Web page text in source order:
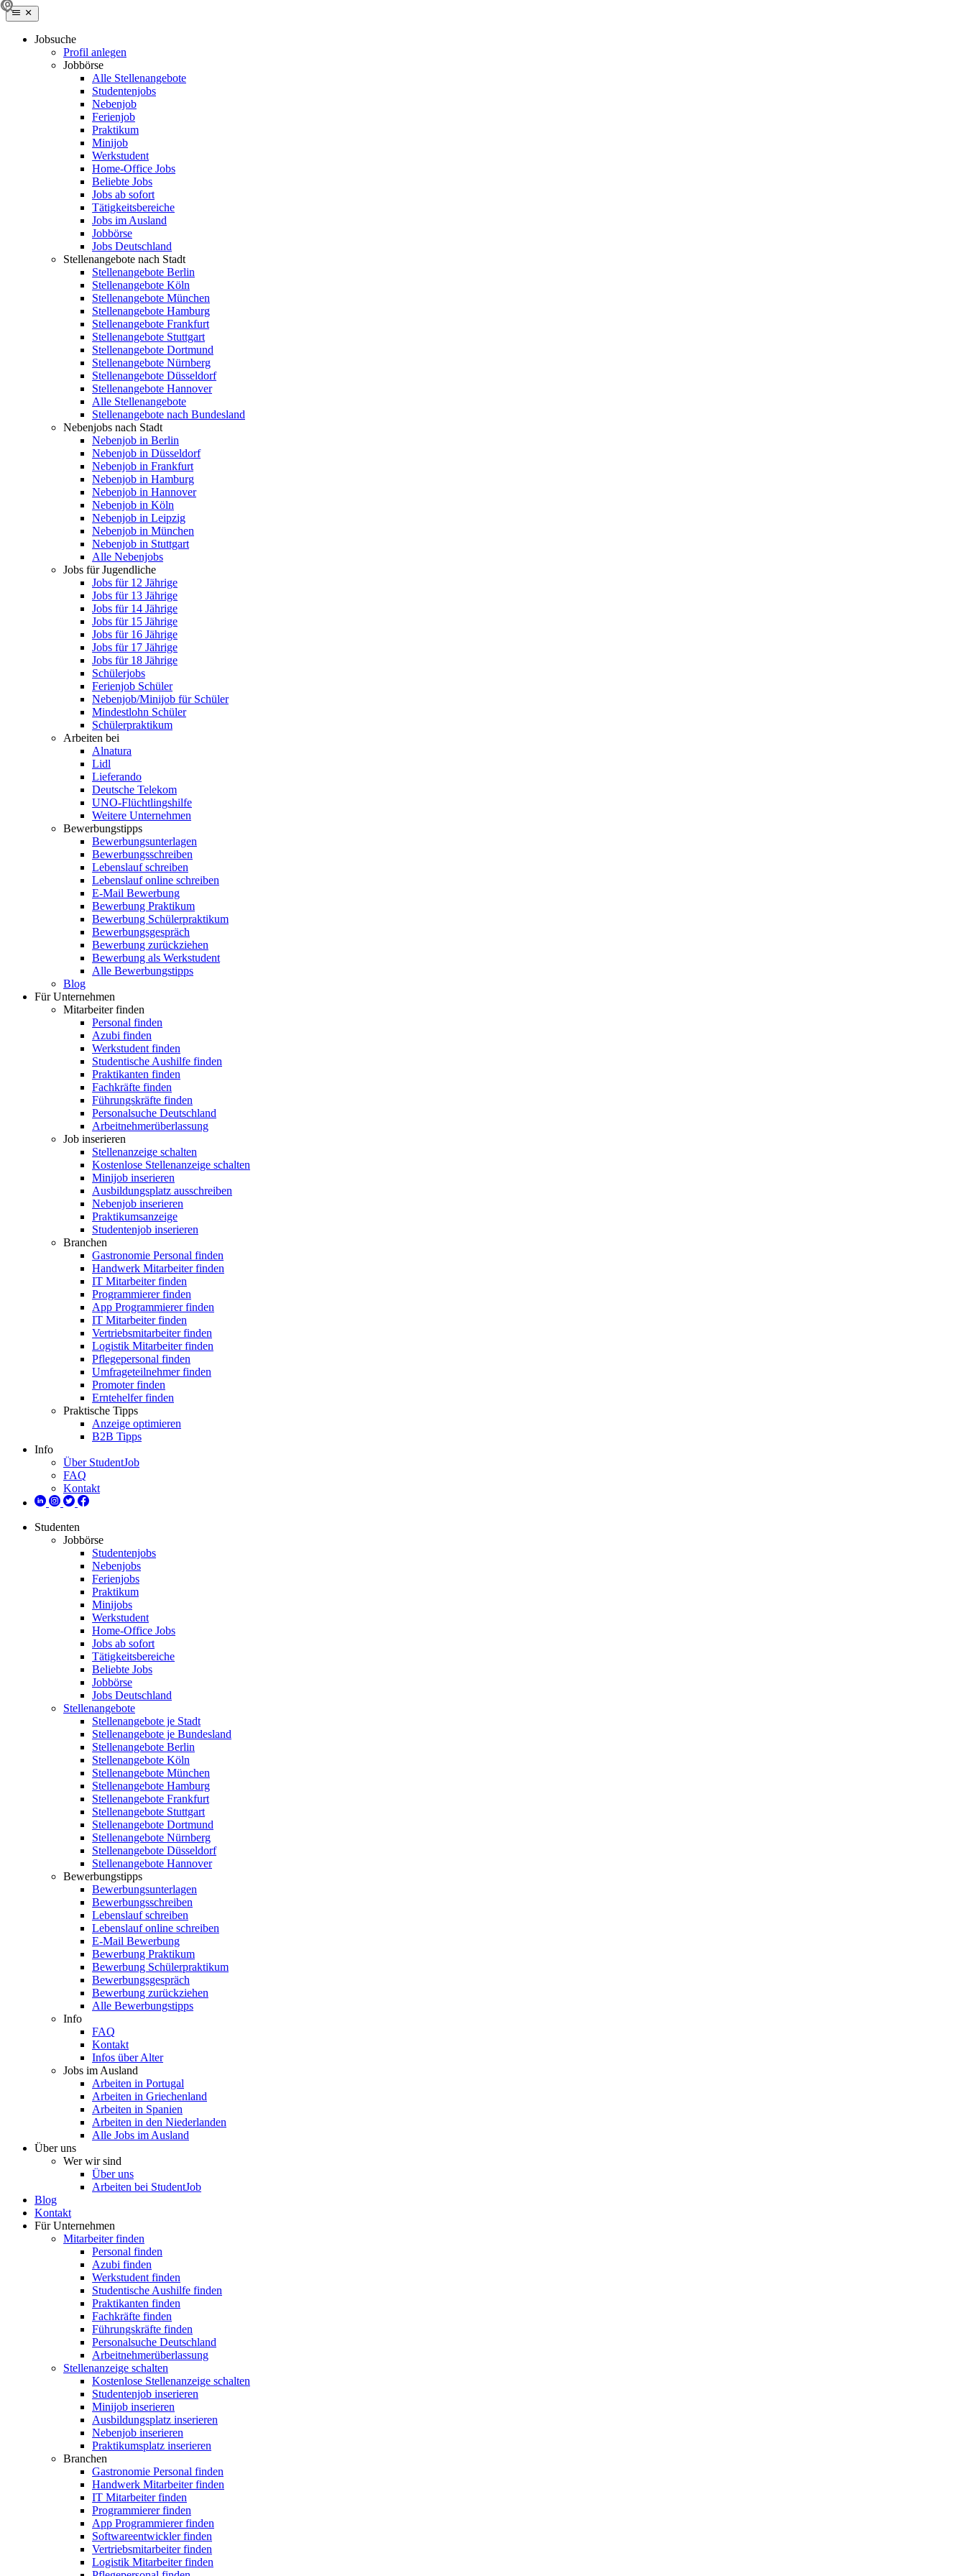
Jobsuche
Profil anlegen
Jobbörse
Alle Stellenangebote
Studentenjobs
Nebenjob
Ferienjob
Praktikum
Minijob
Werkstudent
Home-Office Jobs
Beliebte Jobs
Jobs ab sofort
Tätigkeitsbereiche
Jobs im Ausland
Jobbörse
Jobs Deutschland
Stellenangebote nach Stadt
Stellenangebote Berlin
Stellenangebote Köln
Stellenangebote München
Stellenangebote Hamburg
Stellenangebote Frankfurt
Stellenangebote Stuttgart
Stellenangebote Dortmund
Stellenangebote Nürnberg
Stellenangebote Düsseldorf
Stellenangebote Hannover
Alle Stellenangebote
Stellenangebote nach Bundesland
Nebenjobs nach Stadt
Nebenjob in Berlin
Nebenjob in Düsseldorf
Nebenjob in Frankfurt
Nebenjob in Hamburg
Nebenjob in Hannover
Nebenjob in Köln
Nebenjob in Leipzig
Nebenjob in München
Nebenjob in Stuttgart
Alle Nebenjobs
Jobs für Jugendliche
Jobs für 12 Jährige
Jobs für 13 Jährige
Jobs für 14 Jährige
Jobs für 15 Jährige
Jobs für 16 Jährige
Jobs für 17 Jährige
Jobs für 18 Jährige
Schülerjobs
Ferienjob Schüler
Nebenjob/Minijob für Schüler
Mindestlohn Schüler
Schülerpraktikum
Arbeiten bei
Alnatura
Lidl
Lieferando
Deutsche Telekom
UNO-Flüchtlingshilfe
Weitere Unternehmen
Bewerbungstipps
Bewerbungsunterlagen
Bewerbungsschreiben
Lebenslauf schreiben
Lebenslauf online schreiben
E-Mail Bewerbung
Bewerbung Praktikum
Bewerbung Schülerpraktikum
Bewerbungsgespräch
Bewerbung zurückziehen
Bewerbung als Werkstudent
Alle Bewerbungstipps
Blog
Für Unternehmen
Mitarbeiter finden
Personal finden
Azubi finden
Werkstudent finden
Studentische Aushilfe finden
Praktikanten finden
Fachkräfte finden
Führungskräfte finden
Personalsuche Deutschland
Arbeitnehmerüberlassung
Job inserieren
Stellenanzeige schalten
Kostenlose Stellenanzeige schalten
Minijob inserieren
Ausbildungsplatz ausschreiben
Nebenjob inserieren
Praktikumsanzeige
Studentenjob inserieren
Branchen
Gastronomie Personal finden
Handwerk Mitarbeiter finden
IT Mitarbeiter finden
Programmierer finden
App Programmierer finden
IT Mitarbeiter finden
Vertriebsmitarbeiter finden
Logistik Mitarbeiter finden
Pflegepersonal finden
Umfrageteilnehmer finden
Promoter finden
Erntehelfer finden
Praktische Tipps
Anzeige optimieren
B2B Tipps
Info
Über StudentJob
FAQ
Kontakt
Studenten
Jobbörse
Studentenjobs
Nebenjobs
Ferienjobs
Praktikum
Minijobs
Werkstudent
Home-Office Jobs
Jobs ab sofort
Tätigkeitsbereiche
Beliebte Jobs
Jobbörse
Jobs Deutschland
Stellenangebote
Stellenangebote je Stadt
Stellenangebote je Bundesland
Stellenangebote Berlin
Stellenangebote Köln
Stellenangebote München
Stellenangebote Hamburg
Stellenangebote Frankfurt
Stellenangebote Stuttgart
Stellenangebote Dortmund
Stellenangebote Nürnberg
Stellenangebote Düsseldorf
Stellenangebote Hannover
Bewerbungstipps
Bewerbungsunterlagen
Bewerbungsschreiben
Lebenslauf schreiben
Lebenslauf online schreiben
E-Mail Bewerbung
Bewerbung Praktikum
Bewerbung Schülerpraktikum
Bewerbungsgespräch
Bewerbung zurückziehen
Alle Bewerbungstipps
Info
FAQ
Kontakt
Infos über Alter
Jobs im Ausland
Arbeiten in Portugal
Arbeiten in Griechenland
Arbeiten in Spanien
Arbeiten in den Niederlanden
Alle Jobs im Ausland
Über uns
Wer wir sind
Über uns
Arbeiten bei StudentJob
Blog
Kontakt
Für Unternehmen
Mitarbeiter finden
Personal finden
Azubi finden
Werkstudent finden
Studentische Aushilfe finden
Praktikanten finden
Fachkräfte finden
Führungskräfte finden
Personalsuche Deutschland
Arbeitnehmerüberlassung
Stellenanzeige schalten
Kostenlose Stellenanzeige schalten
Studentenjob inserieren
Minijob inserieren
Ausbildungsplatz inserieren
Nebenjob inserieren
Praktikumsplatz inserieren
Branchen
Gastronomie Personal finden
Handwerk Mitarbeiter finden
IT Mitarbeiter finden
Programmierer finden
App Programmierer finden
Softwareentwickler finden
Vertriebsmitarbeiter finden
Logistik Mitarbeiter finden